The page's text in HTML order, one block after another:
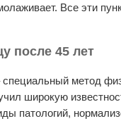
Все эти
после 45 лет
метод
широкую
патологий,